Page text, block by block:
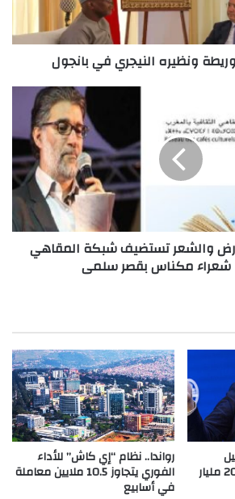
ونظيره النيجري في بانجول
والشعر تستضيف شبكة المقاهي
شعراء مكناس بقصر سلمى
مشروع إنفانتينو بقيمة 20 مليار
رواندا.. نظام “إي كاش” للأداء
الفوري يتجاوز 10.5 ملايين معاملة
في أسابيع